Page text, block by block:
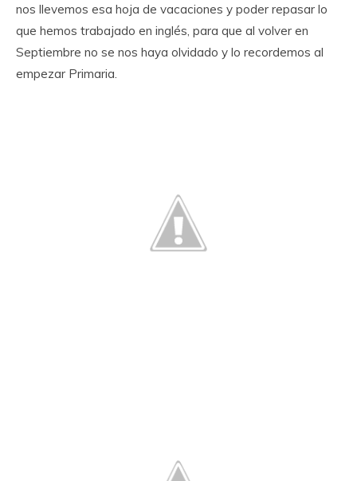
nos llevemos esa hoja de vacaciones y poder repasar lo
que hemos trabajado en inglés, para que al volver en
Septiembre no se nos haya olvidado y lo recordemos al
empezar Primaria.